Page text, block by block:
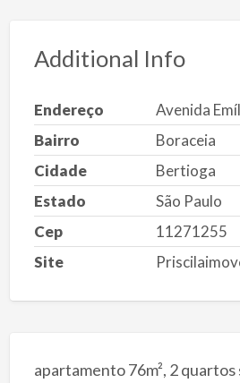
Additional Info
Endereço
Avenida
Bairro
Boraceia
Cidade
Bertioga
Estado
São Paulo
Cep
11271255
Site
apartamento 76m², 2 quartos